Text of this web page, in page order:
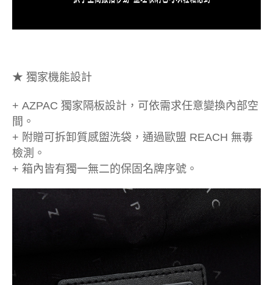
★ 獨家機能設計
+ AZPAC 獨家隔板設計，可依需求任意變換內部空
間。
+ 附贈可拆卸質感盥洗袋，通過歐盟 REACH 無毒
檢測。
+ 箱內皆有獨一無二的保固名牌序號。